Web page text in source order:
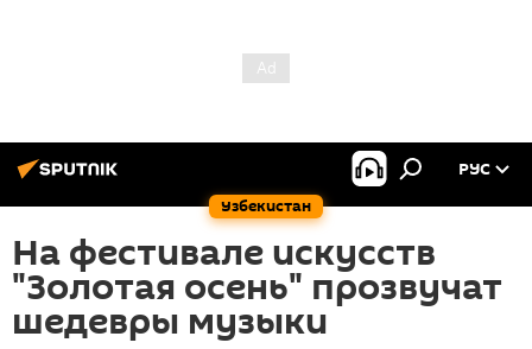
Узбекистан
РУС
На фестивале искусств
"Золотая осень" прозвучат
шедевры музыки